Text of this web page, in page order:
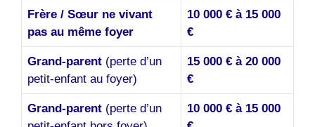
Frère / Sœur ne vivant
pas au même foyer
10 000 € à 15 000
€
Grand-parent (perte d’un
petit-enfant au foyer)
15 000 € à 20 000
€
Grand-parent (perte d’un
10 000 € à 15 000